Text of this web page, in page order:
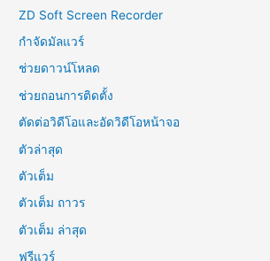
ZD Soft Screen Recorder
กำจัดมัลแวร์
ช่วยดาวน์โหลด
ช่วยถอนการติดตั้ง
ตัดต่อวิดีโอและอัดวิดีโอหน้าจอ
ตัวล่าสุด
ตัวเต็ม
ตัวเต็ม ถาวร
ตัวเต็ม ล่าสุด
ฟรีแวร์